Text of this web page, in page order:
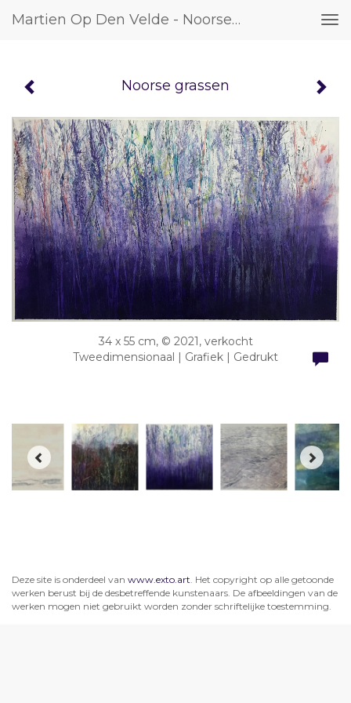
Martien Op Den Velde - Noorse Grassen
Noorse grassen
34 x 55 cm, © 2021, verkocht
Tweedimensionaal | Grafiek | Gedrukt
Deze site is onderdeel van www.exto.art. Het copyright op alle getoonde
werken berust bij de desbetreffende kunstenaars. De afbeeldingen van de
werken mogen niet gebruikt worden zonder schriftelijke toestemming.